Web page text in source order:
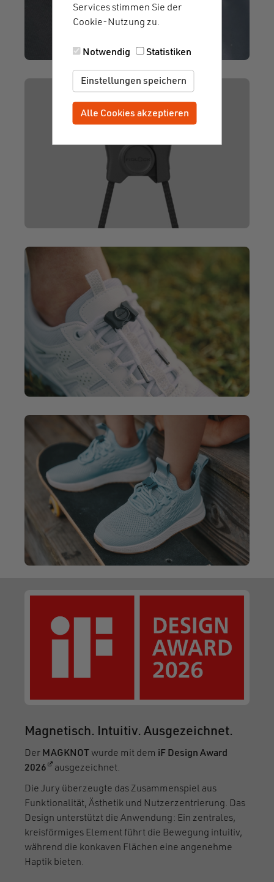
Magnetisch. Intuitiv. Ausgezeichnet.
Der MAGKNOT wurde mit dem iF Design Award
2026(öffnet in einem neuen Fenster)
ausgezeichnet.
Die Jury überzeugte das Zusammenspiel aus
Funktionalität, Ästhetik und Nutzerzentrierung. Das
Design unterstützt die Anwendung: Ein zentrales,
kreisförmiges Element führt die Bewegung intuitiv,
während die konkaven Flächen eine angenehme
Haptik bieten.
Services stimmen Sie der
Cookie-Nutzung zu.
Notwendig Statistiken
Einstellungen speichern
Alle Cookies akzeptieren
Zustimmung zurückziehen